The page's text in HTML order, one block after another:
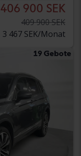
406 900 SEK
409 900 SEK
3 467 SEK/Monat
19 Gebote